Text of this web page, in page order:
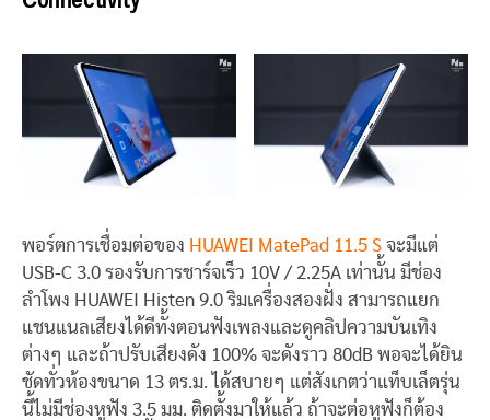
พอร์ตการเชื่อมต่อของ HUAWEI MatePad 11.5 S จะมีแต่
USB-C 3.0 รองรับการชาร์จเร็ว 10V / 2.25A เท่านั้น มีช่อง
ลำโพง HUAWEI Histen 9.0 ริมเครื่องสองฝั่ง สามารถแยก
แชนแนลเสียงได้ดีทั้งตอนฟังเพลงและดูคลิปความบันเทิง
ต่างๆ และถ้าปรับเสียงดัง 100% จะดังราว 80dB พอจะได้ยิน
ชัดทั่วห้องขนาด 13 ตร.ม. ได้สบายๆ แต่สังเกตว่าแท็บเล็ตรุ่น
นี้ไม่มีช่องหูฟัง 3.5 มม. ติดตั้งมาให้แล้ว ถ้าจะต่อหูฟังก็ต้อง